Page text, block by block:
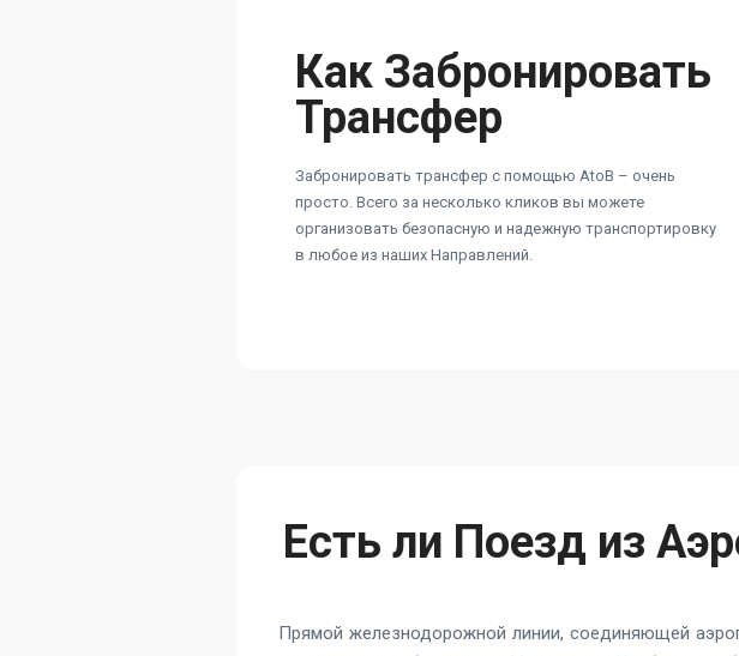
Как Забронировать
Трансфер
Забронировать трансфер с помощью AtoB – очень
просто. Всего за несколько кликов вы можете
организовать безопасную и надежную транспортировку
в любое из наших Направлений.
Есть ли Поезд из
Прямой железнодорожной линии, соединяющей